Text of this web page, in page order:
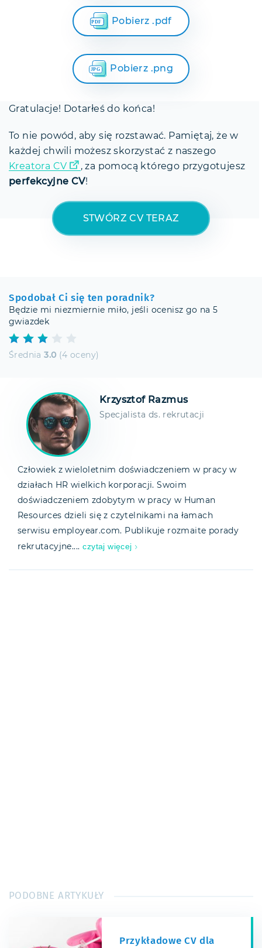
Pobierz .pdf
Pobierz .png
Gratulacje! Dotarłeś do końca!
To nie powód, aby się rozstawać. Pamiętaj, że w
każdej chwili możesz skorzystać z naszego
Kreatora CV
, za pomocą którego przygotujesz
perfekcyjne CV!
STWÓRZ CV TERAZ
Spodobał Ci się ten poradnik?
Będzie mi niezmiernie miło, jeśli ocenisz go na 5
gwiazdek
Średnia3.0 (4 oceny)
Krzysztof Razmus
Specjalista ds. rekrutacji
Człowiek z wieloletnim doświadczeniem w pracy w
działach HR wielkich korporacji. Swoim
doświadczeniem zdobytym w pracy w Human
Resources dzieli się z czytelnikami na łamach
serwisu employear.com. Publikuje rozmaite porady
rekrutacyjne.... czytaj więcej
PODOBNE ARTYKUŁY
Przykładowe CV dla